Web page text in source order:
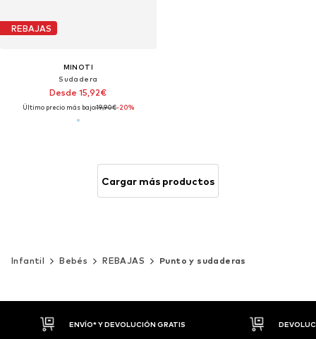
REBAJAS
MINOTI
Sudadera
Desde 15,92€
Último precio más bajo:19,90€-20%
Cargar más productos
Infantil Bebés REBAJAS Punto y sudaderas
DEVOLUCIONES HASTA 30 DÍAS